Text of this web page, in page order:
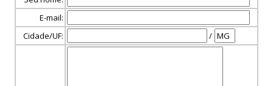
E-mail:
Cidade/UF:
/